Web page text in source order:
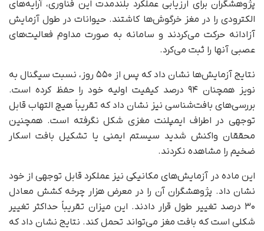
پژوهشگران برای ارزیابی عملکرد بلندمدت این فناوری، آرایه‌های
الکترودی را در مغز خرگوش‌ها کاشتند. حیوانات در طول آزمایش
آزادانه حرکت می‌کردند و سامانه به‌ صورت مداوم فعالیت‌های
عصبی آنها را ثبت می‌کرد.
نتایج آزمایش‌ها نشان داد که پس از ۵۵۰ روز، نسبت سیگنال به
نویز همچنان ۹۴ درصد کیفیت اولیه خود را حفظ کرده است.
بررسی‌های بافت‌شناسی نیز نشان داد که تقریباً هیچ التهاب قابل‌
توجهی در اطراف ایمپلنت مغزی شکل نگرفته است. همچنین
محققان واکنش شدید سیستم ایمنی یا تشکیل بافت اسکار
ضخیم را مشاهده نکردند.
این ماده در آزمایش‌های مکانیکی نیز عملکرد قابل‌ توجهی از خود
نشان داد. پژوهشگران آن را در معرض هزار چرخه کشش معادل
۳۰ درصد تغییر طول قرار دادند. این میزان تقریباً حداکثر تغییر
شکلی است که بافت مغز می‌تواند تحمل کند. نتایج نشان داد که